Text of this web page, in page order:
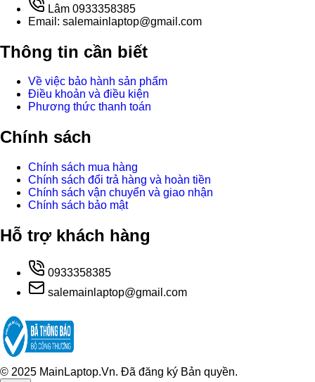
Lâm 0933358385
Email: salemainlaptop@gmail.com
Thông tin cần biết
Về việc bảo hành sản phẩm
Điều khoản và điều kiện
Phương thức thanh toán
Chính sách
Chính sách mua hàng
Chính sách đổi trả hàng và hoàn tiền
Chính sách vận chuyển và giao nhận
Chính sách bảo mật
Hỗ trợ khách hàng
0933358385
salemainlaptop@gmail.com
© 2025 MainLaptop.Vn. Đã đăng ký Bản quyền.